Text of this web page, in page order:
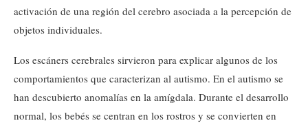
activación de una región del cerebro asociada a la percepción de
objetos individuales.
Los escáners cerebrales sirvieron para explicar algunos de los
comportamientos que caracterizan al autismo. En el autismo se
han descubierto anomalías en la amígdala. Durante el desarrollo
normal, los bebés se centran en los rostros y se convierten en